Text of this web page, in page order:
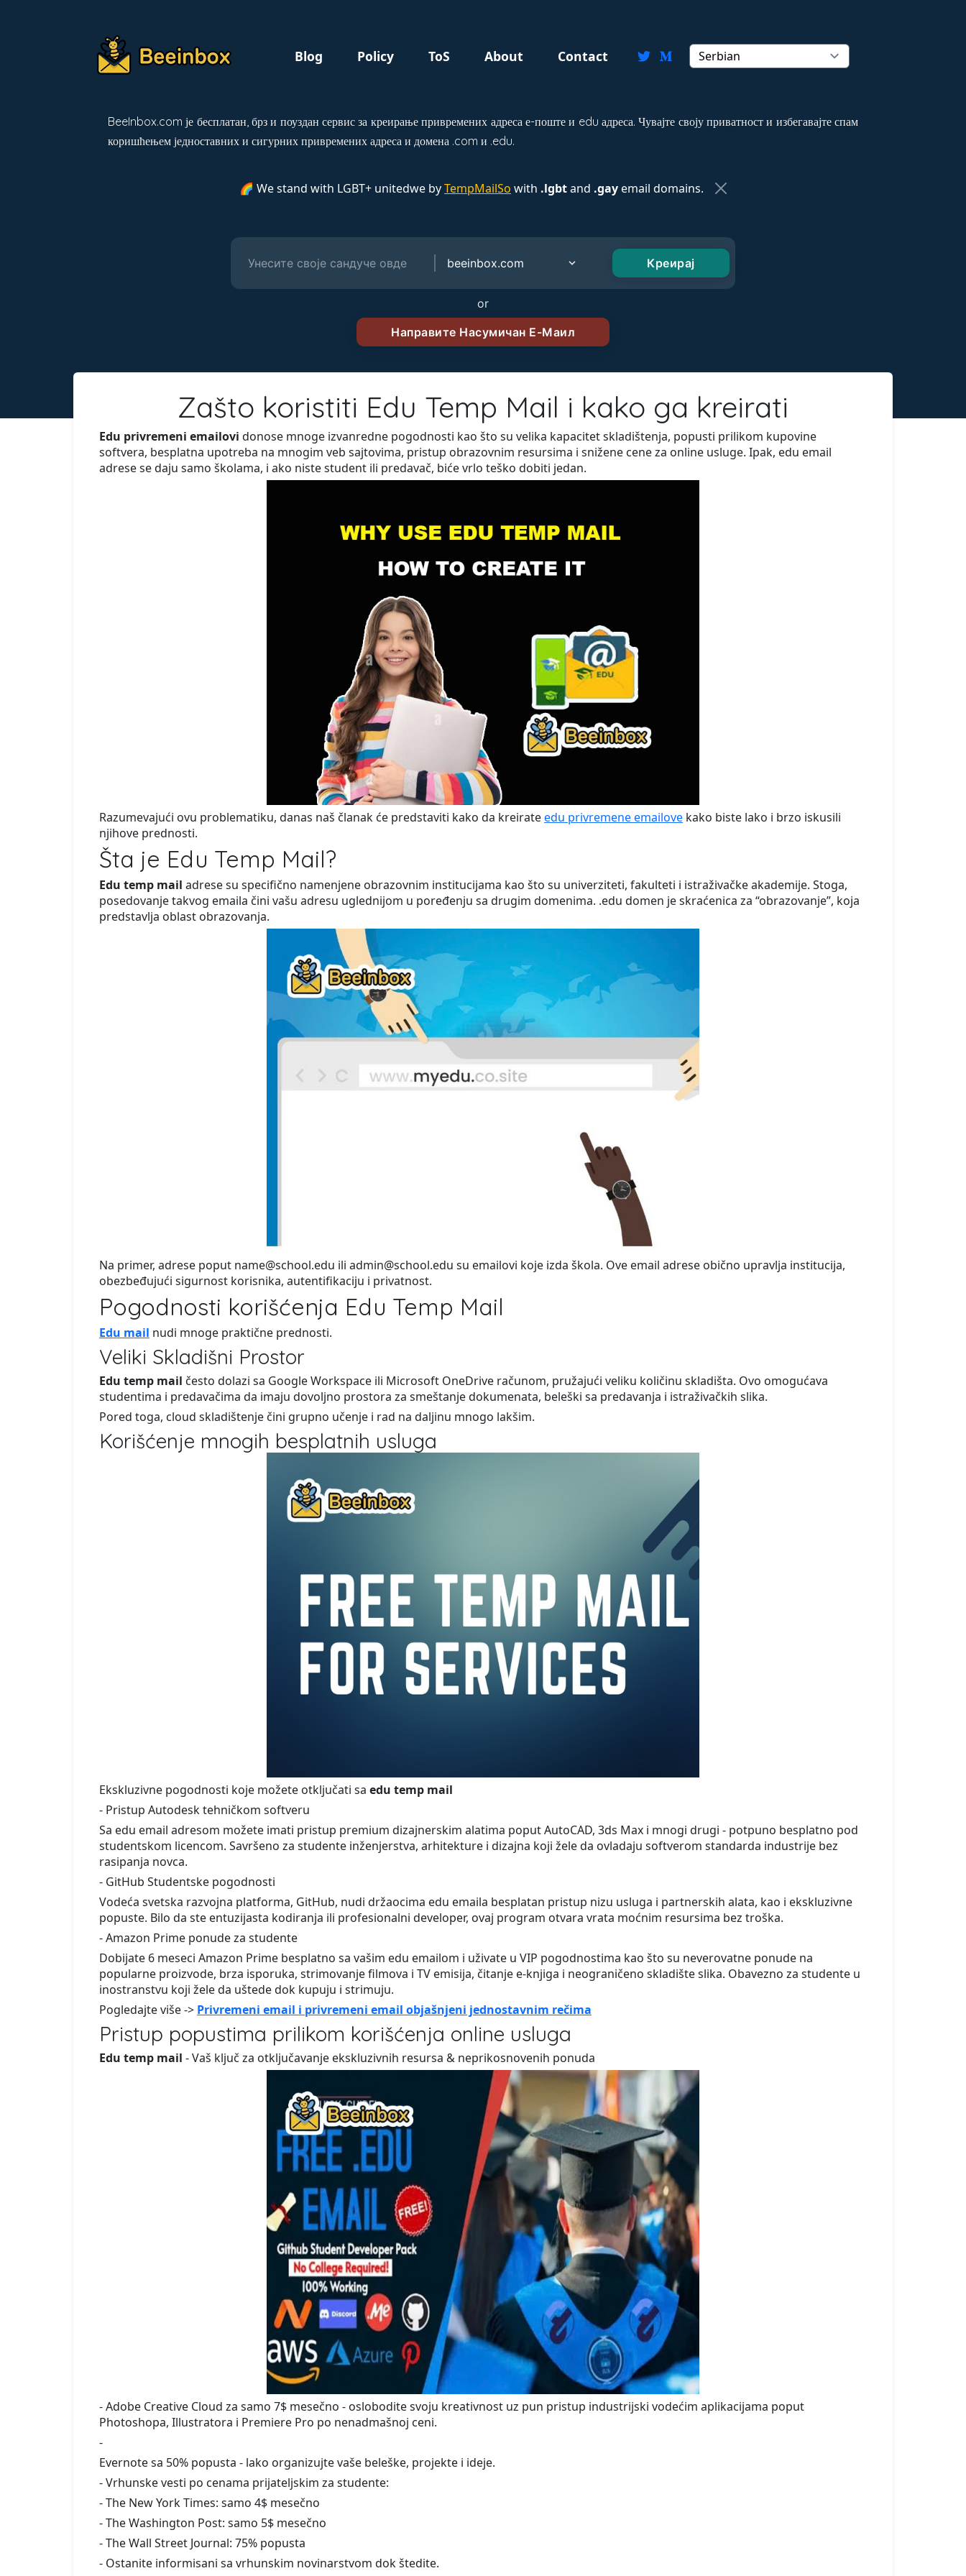
Blog Policy ToS About Contact
BeeInbox.com је бесплатан, брз и поуздан сервис за креирање привремених адреса е-поште и edu адреса. Чувајте своју приватност и избегавајте спам
коришћењем једноставних и сигурних привремених адреса и домена .com и .edu.
🌈 We stand with LGBT+ unitedwe byTempMailSo with .lgbtand .gayemail domains.
or
Zašto koristiti Edu Temp Mail i kako ga kreirati
Edu privremeni emailovi donose mnoge izvanredne pogodnosti kao što su velika kapacitet skladištenja, popusti prilikom kupovine
softvera, besplatna upotreba na mnogim veb sajtovima, pristup obrazovnim resursima i snižene cene za online usluge. Ipak, edu email
adrese se daju samo školama, i ako niste student ili predavač, biće vrlo teško dobiti jedan.
Razumevajući ovu problematiku, danas naš članak će predstaviti kako da kreirateedu privremene emailove kako biste lako i brzo iskusili
njihove prednosti.
Šta je Edu Temp Mail?
Edu temp mail adrese su specifično namenjene obrazovnim institucijama kao što su univerziteti, fakulteti i istraživačke akademije. Stoga,
posedovanje takvog emaila čini vašu adresu uglednijom u poređenju sa drugim domenima. .edu domen je skraćenica za “obrazovanje”, koja
predstavlja oblast obrazovanja.
Na primer, adrese poput name@school.edu ili admin@school.edu su emailovi koje izda škola. Ove email adrese obično upravlja institucija,
obezbeđujući sigurnost korisnika, autentifikaciju i privatnost.
Pogodnosti korišćenja Edu Temp Mail
Edu mail nudi mnoge praktične prednosti.
Veliki Skladišni Prostor
Edu temp mail često dolazi sa Google Workspace ili Microsoft OneDrive računom, pružajući veliku količinu skladišta. Ovo omogućava
studentima i predavačima da imaju dovoljno prostora za smeštanje dokumenata, beleški sa predavanja i istraživačkih slika.
Pored toga, cloud skladištenje čini grupno učenje i rad na daljinu mnogo lakšim.
Korišćenje mnogih besplatnih usluga
Ekskluzivne pogodnosti koje možete otključati sa edu temp mail
- Pristup Autodesk tehničkom softveru
Sa edu email adresom možete imati pristup premium dizajnerskim alatima poput AutoCAD, 3ds Max i mnogi drugi - potpuno besplatno pod
studentskom licencom. Savršeno za studente inženjerstva, arhitekture i dizajna koji žele da ovladaju softverom standarda industrije bez
rasipanja novca.
- GitHub Studentske pogodnosti
Vodeća svetska razvojna platforma, GitHub, nudi držaocima edu emaila besplatan pristup nizu usluga i partnerskih alata, kao i ekskluzivne
popuste. Bilo da ste entuzijasta kodiranja ili profesionalni developer, ovaj program otvara vrata moćnim resursima bez troška.
- Amazon Prime ponude za studente
Dobijate 6 meseci Amazon Prime besplatno sa vašim edu emailom i uživate u VIP pogodnostima kao što su neverovatne ponude na
popularne proizvode, brza isporuka, strimovanje filmova i TV emisija, čitanje e-knjiga i neograničeno skladište slika. Obavezno za studente u
inostranstvu koji žele da uštede dok kupuju i strimuju.
Pogledajte više -> Privremeni email i privremeni email objašnjeni jednostavnim rečima
Pristup popustima prilikom korišćenja online usluga
Edu temp mail - Vaš ključ za otključavanje ekskluzivnih resursa & neprikosnovenih ponuda
- Adobe Creative Cloud za samo 7$ mesečno - oslobodite svoju kreativnost uz pun pristup industrijski vodećim aplikacijama poput
Photoshopa, Illustratora i Premiere Pro po nenadmašnoj ceni.
-
Evernote sa 50% popusta - lako organizujte vaše beleške, projekte i ideje.
- Vrhunske vesti po cenama prijateljskim za studente:
- The New York Times: samo 4$ mesečno
- The Washington Post: samo 5$ mesečno
- The Wall Street Journal: 75% popusta
- Ostanite informisani sa vrhunskim novinarstvom dok štedite.